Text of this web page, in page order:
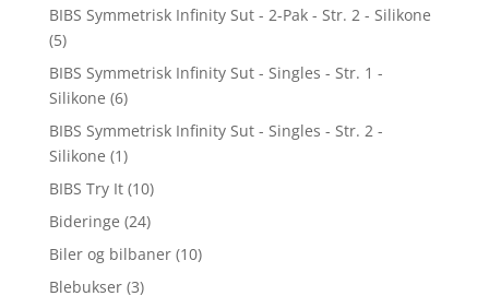
BIBS Symmetrisk Infinity Sut - 2-Pak - Str. 2 - Silikone
(5)
BIBS Symmetrisk Infinity Sut - Singles - Str. 1 -
Silikone (6)
BIBS Symmetrisk Infinity Sut - Singles - Str. 2 -
Silikone (1)
BIBS Try It (10)
Bideringe (24)
Biler og bilbaner (10)
Blebukser (3)